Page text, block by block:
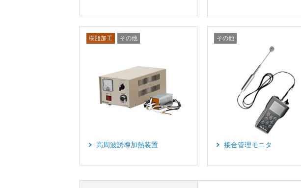
樹脂加工 その他
高周波誘導加熱装置
その他
接合管理モニタ